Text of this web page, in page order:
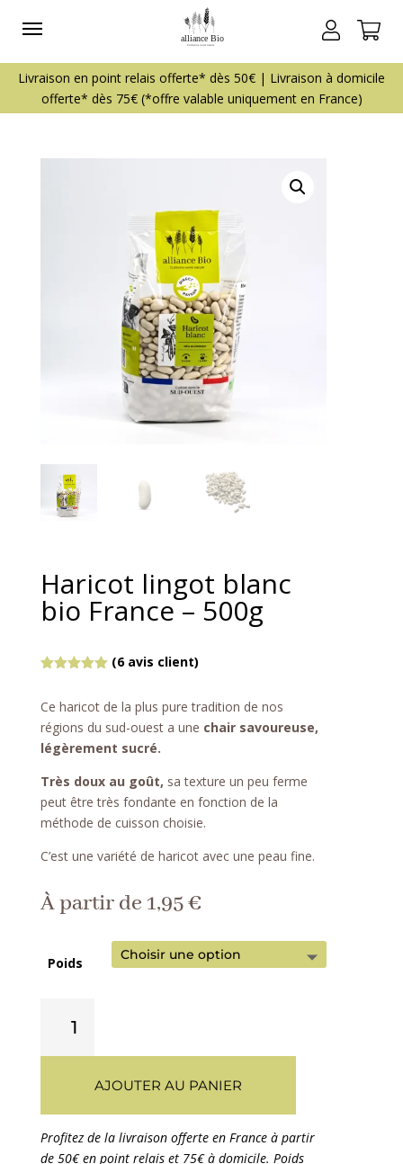
Haricot lingot blanc
bio France – 500g
basé sur
client
(6avis client)
Ce haricot de la plus pure tradition de nos
régions du sud-ouest a une chair savoureuse,
légèrement sucré.
Très doux au goût, sa texture un peu ferme
peut être très fondante en fonction de la
méthode de cuisson choisie.
C’est une variété de haricot avec une peau fine.
À partir de1,95€
Poids
bio
France
-
AJOUTER AU PANIER